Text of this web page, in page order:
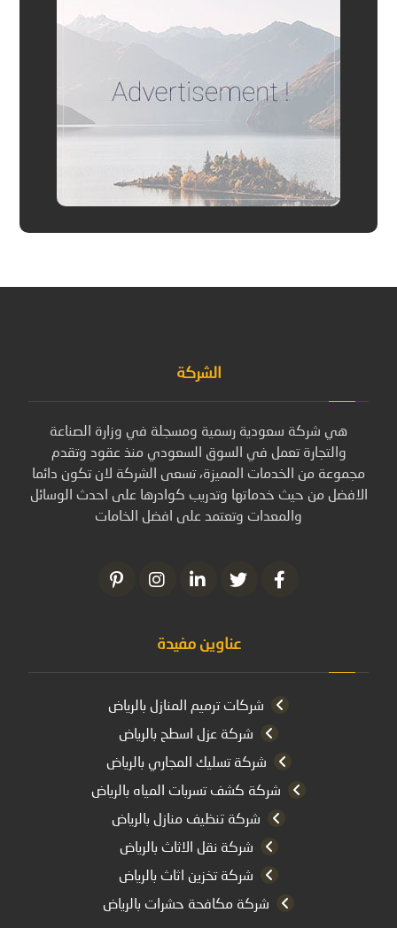
الشركة
هي شركة سعودية رسمية ومسجلة في وزارة الصناعة
والتجارة تعمل في السوق السعودي منذ عقود وتقدم
مجموعة من الخدمات المميزة، تسعى الشركة لان تكون دائما
الافضل من حيث خدماتها وتدريب كوادرها على احدث الوسائل
والمعدات وتعتمد على افضل الخامات
عناوين مفيدة
شركات ترميم المنازل بالرياض
شركة عزل اسطح بالرياض
شركة تسليك المجاري بالرياض
شركة كشف تسربات المياه بالرياض
شركة تنظيف منازل بالرياض
شركة نقل الاثاث بالرياض
شركة تخزين اثاث بالرياض
شركة مكافحة حشرات بالرياض